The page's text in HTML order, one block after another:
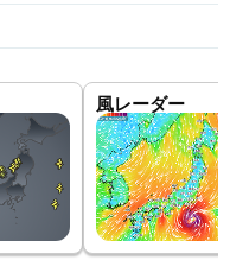
風レーダー